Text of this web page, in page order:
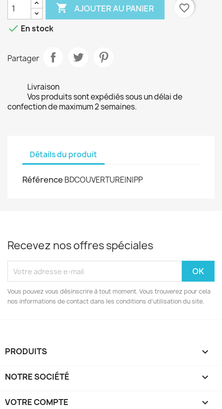
 AJOUTER AU PANIER
favorite_border
 En stock
Partager
Livraison
Vos produits sont expédiés sous un délai de
confection de maximum 2 semaines.
Détails du produit
Référence BDCOUVERTUREINIPP
Recevez nos offres spéciales
Vous pouvez vous désinscrire à tout moment. Vous trouverez pour cela
nos informations de contact dans les conditions d'utilisation du site.
PRODUITS 
NOTRE SOCIÉTÉ 
VOTRE COMPTE 